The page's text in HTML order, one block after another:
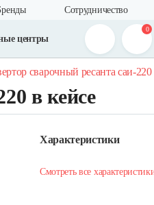
Сотрудничество
центры
0
сварочный ресанта саи-220
в кейсе
Характеристики
Смотреть все